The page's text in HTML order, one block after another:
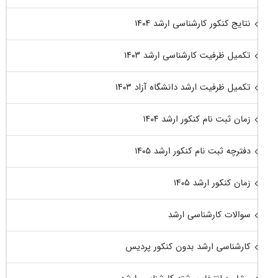
نتایج کنکور کارشناسی ارشد ۱۴۰۴
تکمیل ظرفیت کارشناسی ارشد ۱۴۰۳
تکمیل ظرفیت ارشد دانشگاه آزاد ۱۴۰۳
زمان ثبت نام کنکور ارشد ۱۴۰۴
دفترچه ثبت نام کنکور ارشد ۱۴۰۵
زمان کنکور ارشد ۱۴۰۵
سوالات کارشناسی ارشد
کارشناسی ارشد بدون کنکور پردیس